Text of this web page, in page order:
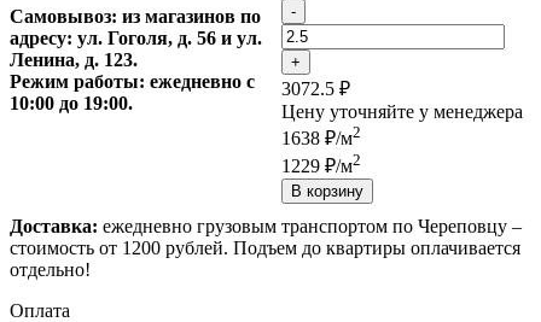
-
+
3072.5 ₽
Цену уточняйте у менеджера
1638 ₽/м2
1229 ₽/м2
В корзину
Самовывоз: из магазинов по
адресу: ул. Гоголя, д. 56 и ул.
Ленина, д. 123.
Режим работы: ежедневно с
10:00 до 19:00.
Доставка: ежедневно грузовым транспортом по Череповцу –
стоимость от 1200 рублей. Подъем до квартиры оплачивается
отдельно!
Оплата